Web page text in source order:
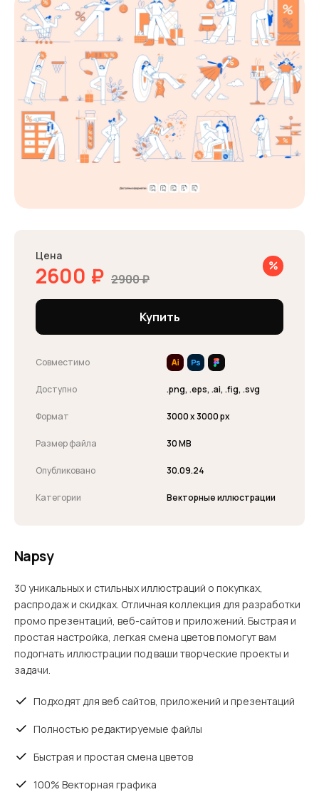
Цена
2600 ₽ 2900₽
Купить
Совместимо
Доступно .png, .eps, .ai, .fig, .svg
Формат 3000 x 3000 px
Размер файла 30 MB
Опубликовано 30.09.24
Категории Векторные иллюстрации
Napsy
30 уникальных и стильных иллюстраций о покупках,
распродаж и скидках. Отличная коллекция для разработки
промо презентаций, веб-сайтов и приложений. Быстрая и
простая настройка, легкая смена цветов помогут вам
подогнать иллюстрации под ваши творческие проекты и
задачи.
Подходят для веб сайтов, приложений и презентаций
Полностью редактируемые файлы
Быстрая и простая смена цветов
100% Векторная графика